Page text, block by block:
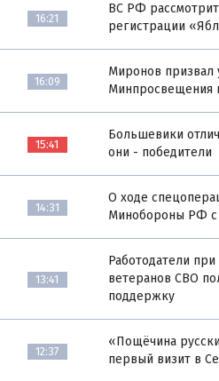
16:21
ВС РФ
регистрации
16:09
Миронов призвал
Минпросвещения
15:41
Большевики
они - победители
14:31
О ходе
Минобороны РФ с
13:41
Работодатели
ветеранов СВО
поддержку
12:37
«Пощёчина
первый визит в